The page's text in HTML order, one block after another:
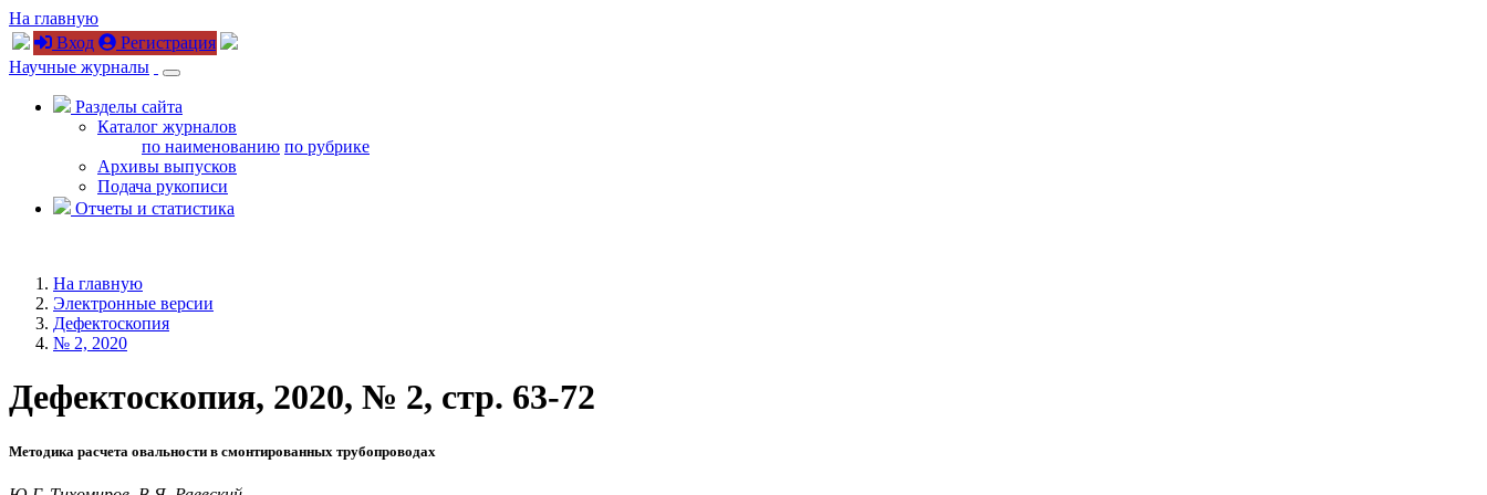
На главную
Вход
Регистрация
Научные журналы
Разделы сайта
Каталог журналов
по наименованию по рубрике
Архивы выпусков
Подача рукописи
Отчеты и статистика
На главную
Электронные версии
Дефектоскопия
№ 2, 2020
Дефектоскопия, 2020, № 2, стр. 63-72
Методика расчета овальности в смонтированных трубопроводах